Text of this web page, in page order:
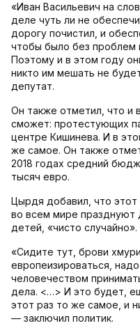
«Иван Васильевич на
деле чуть ли не
дорогу почистил, и
чтобы было без проблем
Поэтому и в этом году
никто им мешать не
депутат.
Он также отметил, что и
сможет: протестующих
центре Кишинева. И в
же самое. Он также
2018 годах средний
тысяч евро.
Цырдя добавил, что
во всем мире
детей, «чисто случайно».
«Сидите тут, брови
европеизироваться,
человечеством
дела. <…> И это будет,
этот раз то же самое, и
— заключил политик.